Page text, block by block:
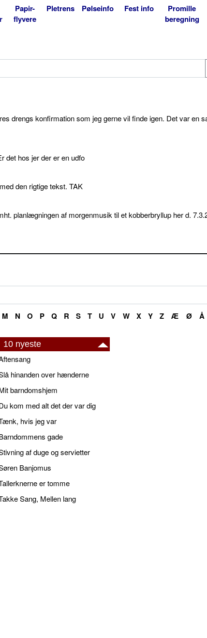
Papir-
flyvere
Pletrens Pølseinfo Fest info
Promille
beregning
drengs konfirmation som jeg gerne vil finde igen. Det var en
det hos jer der er en udfo
den rigtige tekst. TAK
planlægningen af morgenmusik til et kobberbryllup her d.
M N O P Q R S T U V W X Y Z Æ Ø Å
10 nyeste
hinanden over hænderne
barndomshjem
kom med alt det der var dig
hvis jeg var
gade
af duge og servietter
Banjomus
er tomme
Sang, Mellen lang